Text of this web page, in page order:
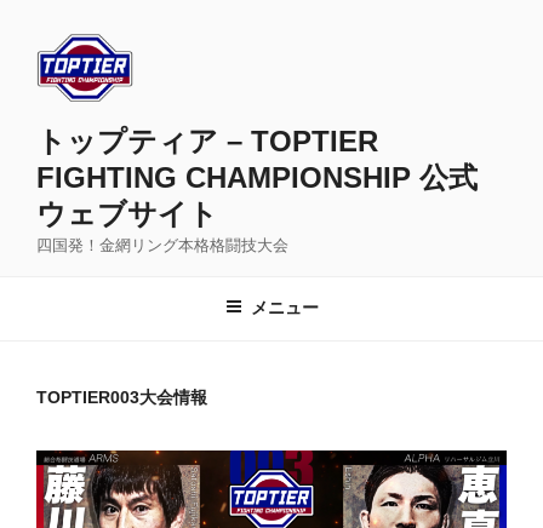
トップティア – TOPTIER
FIGHTING CHAMPIONSHIP 公式
ウェブサイト
四国発！金網リング本格格闘技大会
メニュー
TOPTIER003大会情報